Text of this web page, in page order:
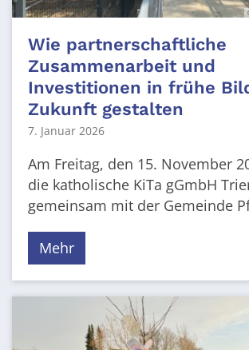
Wie partnerschaftliche
Zusammenarbeit und
Investitionen in frühe
Zukunft gestalten
7. Januar 2026
Am Freitag, den 15. November
die katholische KiTa gGmbH
gemeinsam mit der Gemeinde
Mehr